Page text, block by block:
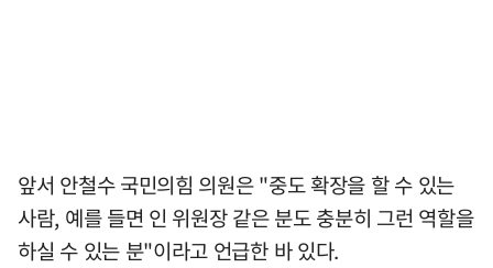
앞서 안철수 국민의힘 의원은 "중도 확장을 할 수 있는
사람, 예를 들면 인 위원장 같은 분도 충분히 그런 역할을
하실 수 있는 분"이라고 언급한 바 있다.